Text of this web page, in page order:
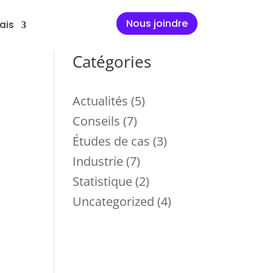
Nous joindre
Catégories
Actualités (5)
Conseils (7)
Études de cas (3)
Industrie(7)
Statistique(2)
Uncategorized (4)